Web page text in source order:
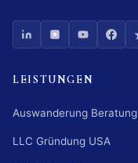
LEISTUNGEN
Auswanderung Beratung
LLC Gründung USA